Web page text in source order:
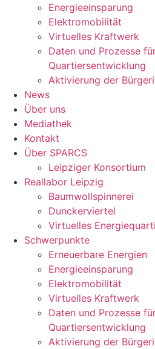
Energieeinsparung
Elektromobilität
Virtuelles Kraftwerk
Daten und Prozesse
Quartiersentwicklung
Aktivierung der
News
Über uns
Mediathek
Kontakt
Über SPARCS
Leipziger Konsortium
Reallabor Leipzig
Baumwollspinnerei
Dunckerviertel
Virtuelles
Schwerpunkte
Erneuerbare Energien
Energieeinsparung
Elektromobilität
Virtuelles Kraftwerk
Daten und Prozesse
Quartiersentwicklung
Aktivierung der